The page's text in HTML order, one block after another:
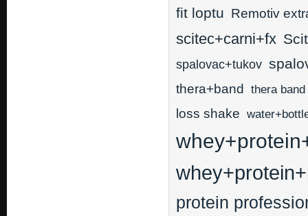
fit loptu Remotiv
scitec+carni+fx
spalovac+tukov
thera+band thera band
loss shake
protein